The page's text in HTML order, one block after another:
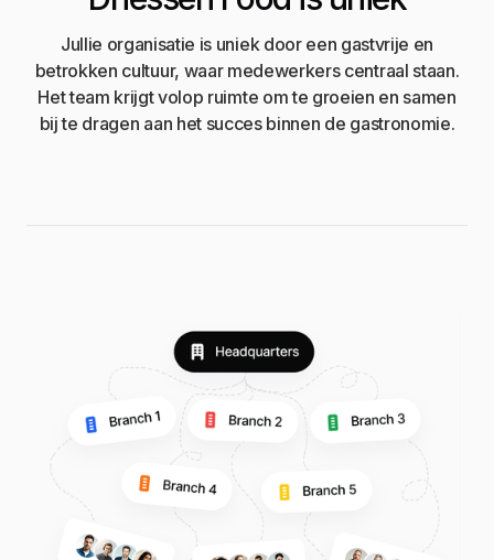
Jullie organisatie is uniek door een gastvrije en
betrokken cultuur, waar medewerkers centraal staan.
Het team krijgt volop ruimte om te groeien en samen
bij te dragen aan het succes binnen de gastronomie.